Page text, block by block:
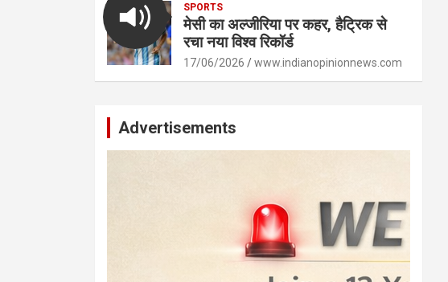
SPORTS
मेसी का अल्जीरिया पर कहर, हैट्रिक से
रचा नया विश्व रिकॉर्ड
17/06/2026 www.indianopinionnews.com
Advertisements